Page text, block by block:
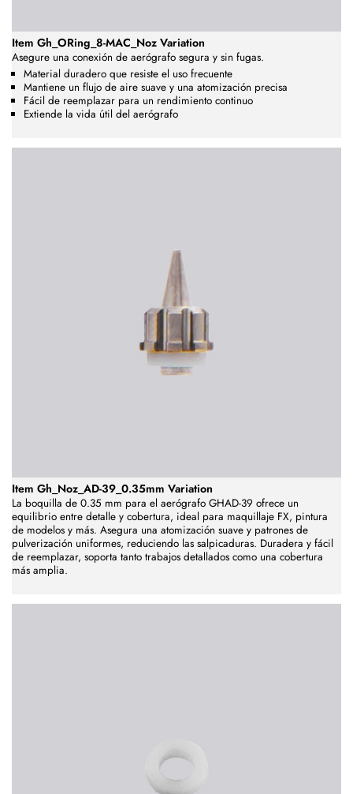
Item Gh_ORing_8-MAC_Noz Variation
Asegure una conexión de aerógrafo segura y sin fugas.
Material duradero que resiste el uso frecuente
Mantiene un flujo de aire suave y una atomización precisa
Fácil de reemplazar para un rendimiento continuo
Extiende la vida útil del aerógrafo
Item Gh_Noz_AD-39_0.35mm Variation
La boquilla de 0.35 mm para el aerógrafo GHAD-39 ofrece un
equilibrio entre detalle y cobertura, ideal para maquillaje FX, pintura
de modelos y más. Asegura una atomización suave y patrones de
pulverización uniformes, reduciendo las salpicaduras. Duradera y fácil
de reemplazar, soporta tanto trabajos detallados como una cobertura
más amplia.